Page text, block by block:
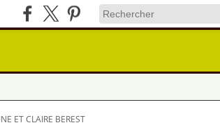
ET CLAIRE BEREST